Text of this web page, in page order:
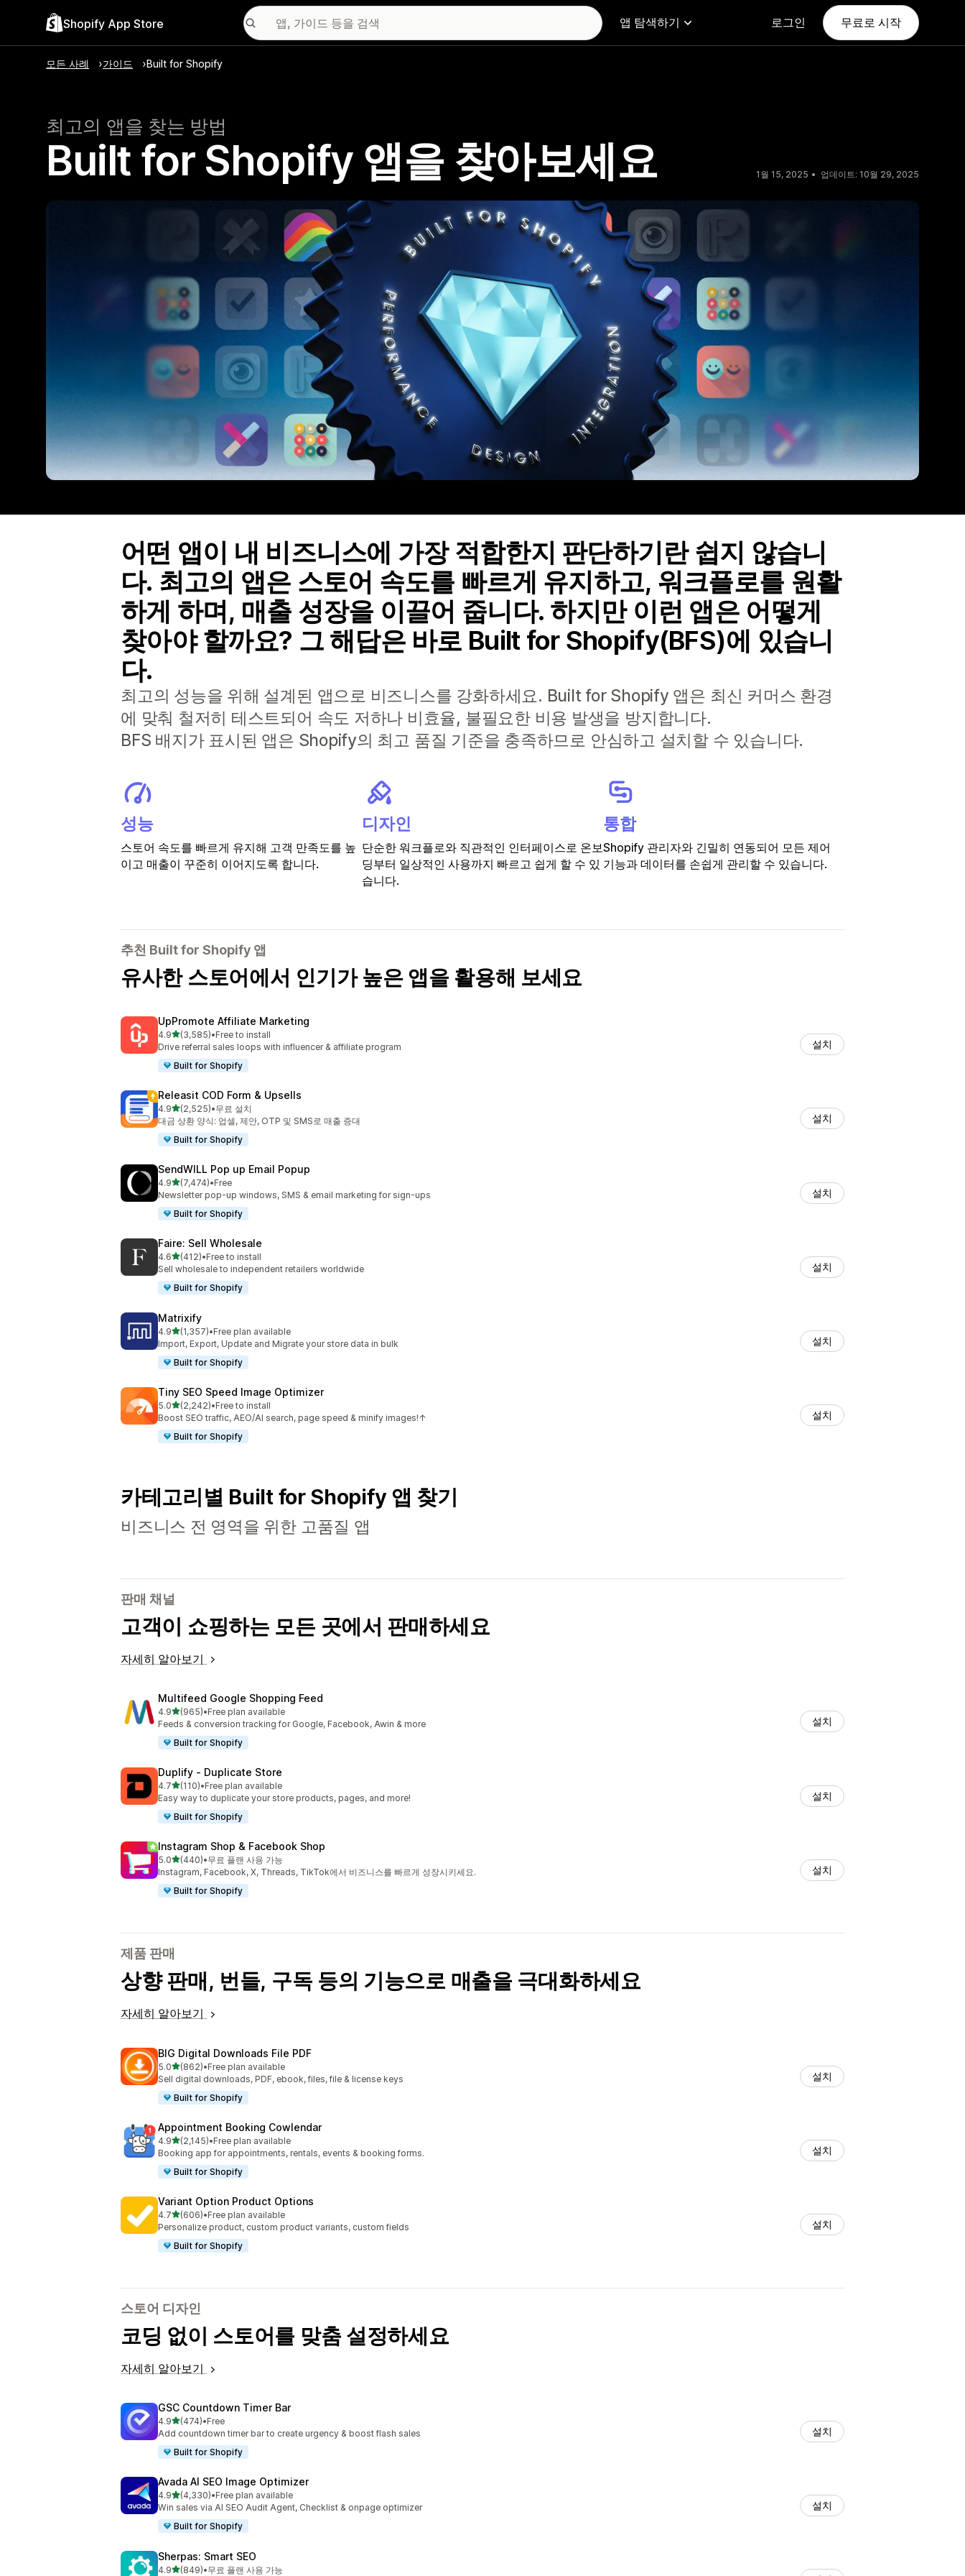
Shopify App Store 앱 탐색하기 로그인 무료로 시작
모든 사례 가이드 Built for Shopify
최고의 앱을 찾는 방법
Built for Shopify 앱을 찾아보세요 1월 15, 2025 업데이트: 10월 29, 2025
어떤 앱이 내 비즈니스에 가장 적합한지 판단하기란 쉽지 않습니
다. 최고의 앱은 스토어 속도를 빠르게 유지하고, 워크플로를 원활
하게 하며, 매출 성장을 이끌어 줍니다. 하지만 이런 앱은 어떻게
찾아야 할까요? 그 해답은 바로 Built for Shopify(BFS)에 있습니
다.
최고의 성능을 위해 설계된 앱으로 비즈니스를 강화하세요. Built for Shopify 앱은 최신 커머스 환경
에 맞춰 철저히 테스트되어 속도 저하나 비효율, 불필요한 비용 발생을 방지합니다.
BFS 배지가 표시된 앱은 Shopify의 최고 품질 기준을 충족하므로 안심하고 설치할 수 있습니다.
성능
스토어 속도를 빠르게 유지해 고객 만족도를 높
이고 매출이 꾸준히 이어지도록 합니다.
디자인
단순한 워크플로와 직관적인 인터페이스로 온보
딩부터 일상적인 사용까지 빠르고 쉽게 할 수 있
습니다.
통합
Shopify 관리자와 긴밀히 연동되어 모든 제어
기능과 데이터를 손쉽게 관리할 수 있습니다.
추천 Built for Shopify 앱
유사한 스토어에서 인기가 높은 앱을 활용해 보세요
UpPromote Affiliate Marketing
4.9별 5개 중
(3,585)
총 리뷰 3585개
•Free to install
Drive referral sales loops with influencer & affiliate program
Built for Shopify
설치
Releasit COD Form & Upsells
4.9별 5개 중
(2,525)
총 리뷰 2525개
•무료 설치
대금 상환 양식: 업셀, 제안, OTP 및 SMS로 매출 증대
Built for Shopify
설치
SendWILL Pop up Email Popup
4.9별 5개 중
(7,474)
총 리뷰 7474개
•Free
Newsletter pop-up windows, SMS & email marketing for sign-ups
Built for Shopify
설치
Faire: Sell Wholesale
4.6별 5개 중
(412)
총 리뷰 412개
•Free to install
Sell wholesale to independent retailers worldwide
Built for Shopify
설치
Matrixify
4.9별 5개 중
(1,357)
총 리뷰 1357개
•Free plan available
Import, Export, Update and Migrate your store data in bulk
Built for Shopify
설치
Tiny SEO Speed Image Optimizer
5.0별 5개 중
(2,242)
총 리뷰 2242개
•Free to install
Boost SEO traffic, AEO/AI search, page speed & minify images!↑
Built for Shopify
설치
카테고리별 Built for Shopify 앱 찾기
비즈니스 전 영역을 위한 고품질 앱
판매 채널
고객이 쇼핑하는 모든 곳에서 판매하세요
자세히 알아보기
Multifeed Google Shopping Feed
4.9별 5개 중
(965)
총 리뷰 965개
•Free plan available
Feeds & conversion tracking for Google, Facebook, Awin & more
Built for Shopify
설치
Duplify ‑ Duplicate Store
4.7별 5개 중
(110)
총 리뷰 110개
•Free plan available
Easy way to duplicate your store products, pages, and more!
Built for Shopify
설치
Instagram Shop & Facebook Shop
5.0별 5개 중
(440)
총 리뷰 440개
•무료 플랜 사용 가능
Instagram, Facebook, X, Threads, TikTok에서 비즈니스를 빠르게 성장시키세요.
Built for Shopify
설치
제품 판매
상향 판매, 번들, 구독 등의 기능으로 매출을 극대화하세요
자세히 알아보기
BIG Digital Downloads File PDF
5.0별 5개 중
(862)
총 리뷰 862개
•Free plan available
Sell digital downloads, PDF, ebook, files, file & license keys
Built for Shopify
설치
Appointment Booking Cowlendar
4.9별 5개 중
(2,145)
총 리뷰 2145개
•Free plan available
Booking app for appointments, rentals, events & booking forms.
Built for Shopify
설치
Variant Option Product Options
4.7별 5개 중
(606)
총 리뷰 606개
•Free plan available
Personalize product, custom product variants, custom fields
Built for Shopify
설치
스토어 디자인
코딩 없이 스토어를 맞춤 설정하세요
자세히 알아보기
GSC Countdown Timer Bar
4.9별 5개 중
(474)
총 리뷰 474개
•Free
Add countdown timer bar to create urgency & boost flash sales
Built for Shopify
설치
Avada AI SEO Image Optimizer
4.9별 5개 중
(4,330)
총 리뷰 4330개
•Free plan available
Win sales via AI SEO Audit Agent, Checklist & onpage optimizer
Built for Shopify
설치
Sherpas: Smart SEO
4.9별 5개 중
(849)•무료 플랜 사용 가능